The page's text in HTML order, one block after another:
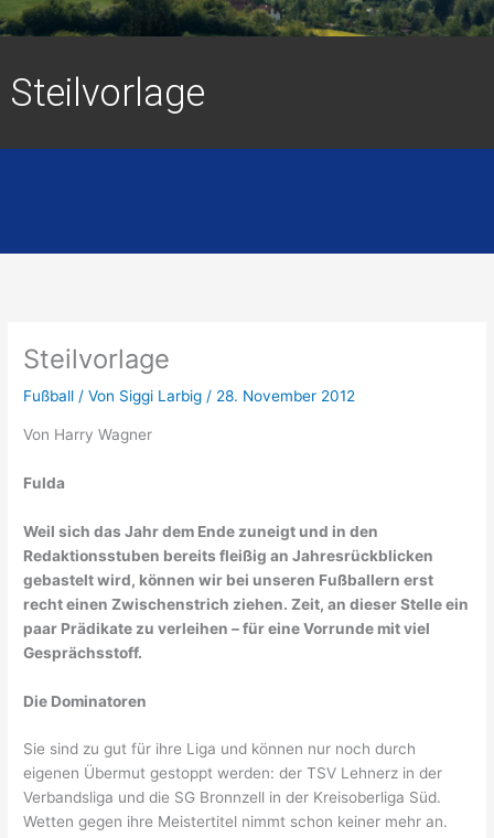
Steilvorlage
Steilvorlage
Fußball / Von Siggi Larbig/ 28. November 2012
Von Harry Wagner
Fulda
Weil sich das Jahr dem Ende zuneigt und in den
Redaktionsstuben bereits fleißig an Jahresrückblicken
gebastelt wird, können wir bei unseren Fußballern erst
recht einen Zwischenstrich ziehen. Zeit, an dieser Stelle ein
paar Prädikate zu verleihen – für eine Vorrunde mit viel
Gesprächsstoff.
Die Dominatoren
Sie sind zu gut für ihre Liga und können nur noch durch
eigenen Übermut gestoppt werden: der TSV Lehnerz in der
Verbandsliga und die SG Bronnzell in der Kreisoberliga Süd.
Wetten gegen ihre Meistertitel nimmt schon keiner mehr an.